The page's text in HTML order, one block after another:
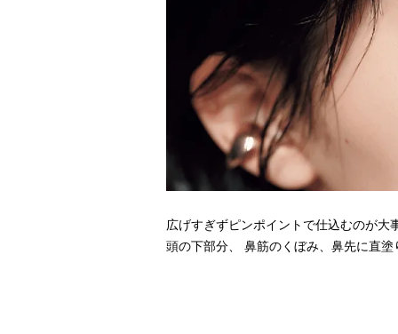
広げすぎずピンポイントで仕込むのが
頭の下部分、 鼻筋のくぼみ、鼻先に直